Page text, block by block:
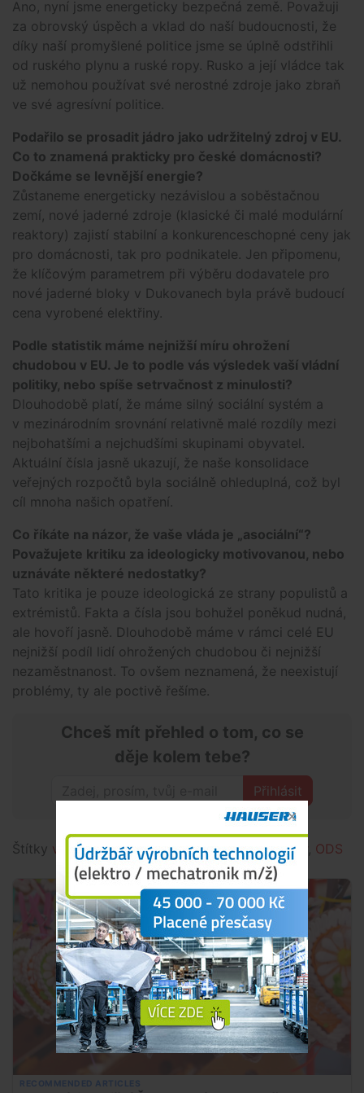
Ano, nyní jsme energeticky bezpečná země. Považuji
za obrovský úspěch a vklad do naší budoucnosti, že
díky naší promyšlené politice jsme se úplně odstřihli
od ruského plynu a ruské ropy. Rusko a její vládce tak
už nemohou používat své nerostné zdroje jako zbraň
ve své agresívní politice.
Podařilo se prosadit jádro jako udržitelný zdroj v EU.
Co to znamená prakticky pro české domácnosti?
Dočkáme se levnější energie?
Zůstaneme energeticky nezávislou a soběstačnou
zemí, nové jaderné zdroje (klasické či malé modulární
reaktory) zajistí stabilní a konkurenceschopné ceny jak
pro domácnosti, tak pro podnikatele. Jen připomenu,
že klíčovým parametrem při výběru dodavatele pro
nové jaderné bloky v Dukovanech byla právě budoucí
cena vyrobené elektřiny.
Podle statistik máme nejnižší míru ohrožení
chudobou v EU. Je to podle vás výsledek vaší vládní
politiky, nebo spíše setrvačnost z minulosti?
Dlouhodobě platí, že máme silný sociální systém a
v mezinárodním srovnání relativně malé rozdíly mezi
nejbohatšími a nejchudšími skupinami obyvatel.
Aktuální čísla jasně ukazují, že naše konsolidace
veřejných rozpočtů byla sociálně ohleduplná, což byl
cíl mnoha našich opatření.
Co říkáte na názor, že vaše vláda je „asociální“?
Považujete kritiku za ideologicky motivovanou, nebo
uznáváte některé nedostatky?
Tato kritika je pouze ideologická ze strany populistů a
extrémistů. Fakta a čísla jsou bohužel poněkud nudná,
ale hovoří jasně. Dlouhodobě máme v rámci celé EU
nejnižší podíl lidí ohrožených chudobou či nejnižší
nezaměstnanost. To ovšem neznamená, že neexistují
problémy, ty ale poctivě řešíme.
Chceš mít přehled o tom, co se
děje kolem tebe?
Přihlásit
Štítky vláda,Zbyněk Stanjura,politika,rozhovor , ODS